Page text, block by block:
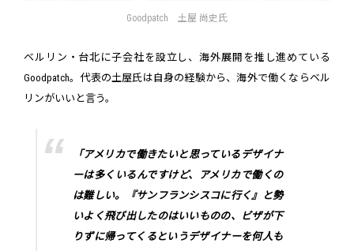
Goodpatch 土屋 尚史氏
ベルリン・台北に子会社を設立し、海外展開を推し進めている
Goodpatch。代表の土屋氏は自身の経験から、海外で働くならベル
リンがいいと言う。
「アメリカで働きたいと思っているデザイナ
ーは多くいるんですけど、アメリカで働くの
は難しい。『サンフランシスコに行く』と勢
いよく飛び出したのはいいものの、ビザが下
りずに帰ってくるというデザイナーを何人も